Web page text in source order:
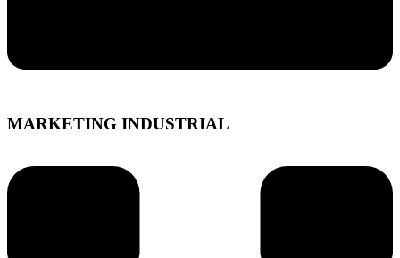
MARKETING INDUSTRIAL